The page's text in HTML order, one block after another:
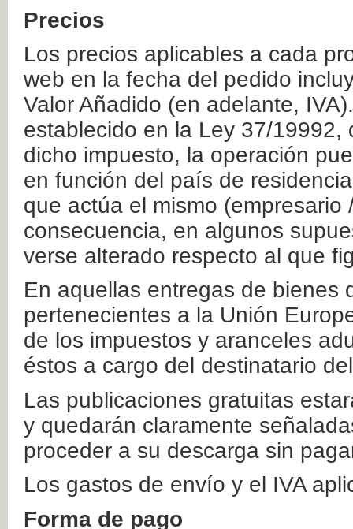
Precios
Los precios aplicables a cada
web en la fecha del pedido
Valor Añadido (en adelante,
establecido en la Ley 37/
dicho impuesto, la operación
en función del país de
que actúa el mismo
consecuencia, en algunos
verse alterado respecto al que
En aquellas entregas de bienes
pertenecientes a la Unión
de los impuestos y aranceles
éstos a cargo del destinatario
Las publicaciones gratuitas
y quedarán claramente
proceder a su descarga sin
Los gastos de envío y el IVA
Forma de pago